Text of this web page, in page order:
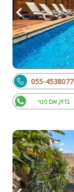
בדוק אם פנוי
055-4538077